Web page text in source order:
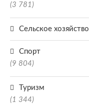
(3 781)
Сельское хозяйство
Спорт
(9 804)
Туризм
(1 344)